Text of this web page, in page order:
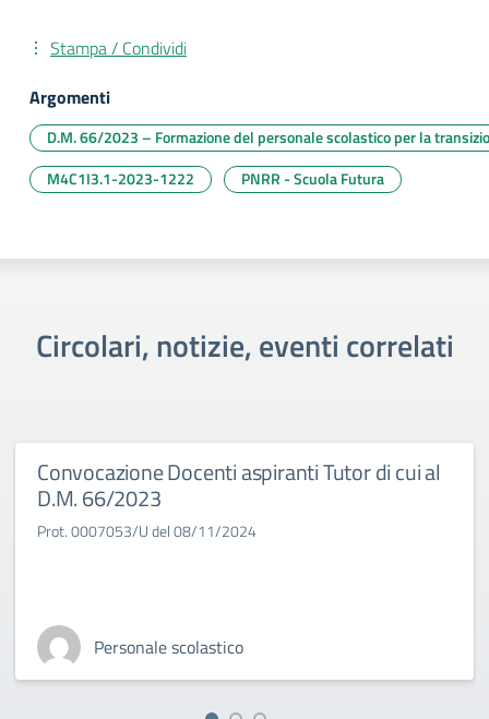
Stampa / Condividi
Argomenti
D.M. 66/2023 – Formazione del personale scolastico per la
M4C1I3.1-2023-1222
PNRR - Scuola Futura
Circolari, notizie, eventi correlati
Convocazione Docenti aspiranti Tutor di cui al
D.M. 66/2023
Prot. 0007053/U del 08/11/2024
Personale scolastico